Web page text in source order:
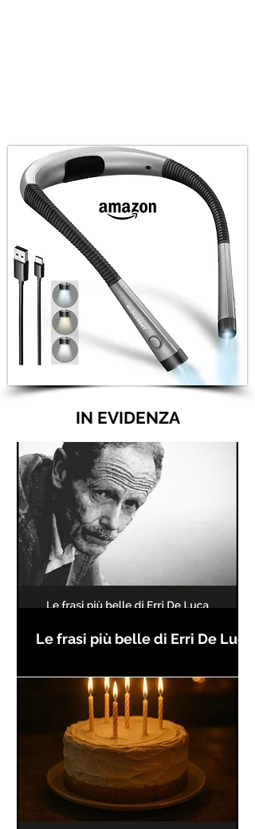
IN EVIDENZA
Le frasi più belle di Erri De Luca